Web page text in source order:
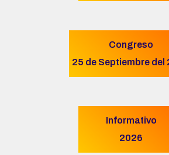
Congreso
25 de Septiembre del
Informativo
2026